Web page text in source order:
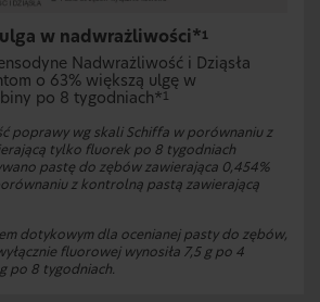
w nadwrażliwości* 1
Nadwrażliwość i Dziąsła
o 63% większą ulgę w
po 8 tygodniach* 1
poprawy wg skali Schiffa w porównaniu z
tylko fluorek po 8 tygodniach
pastę do zębów zawierająca 0,454%
z kontrolną pastą zawierającą
dotykowym dla ocenianej pasty do zębów,
fluorowej wynosiła 7,5 g po 4
po 8 tygodniach.